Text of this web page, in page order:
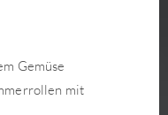
Gemüse
mit